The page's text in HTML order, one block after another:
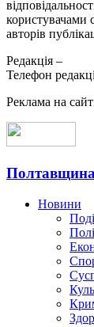
користувачами
авторів
Редакція –
Телефон
Реклама на
Полтавщина
Новини